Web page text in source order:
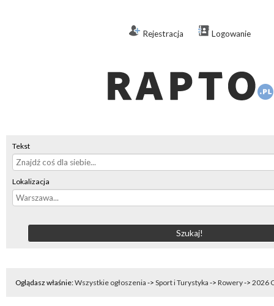
Rejestracja Logowanie
Tekst
Lokalizacja
Oglądasz właśnie:Wszystkie ogłoszenia -> Sport i Turystyka -> Rowery-> 2026